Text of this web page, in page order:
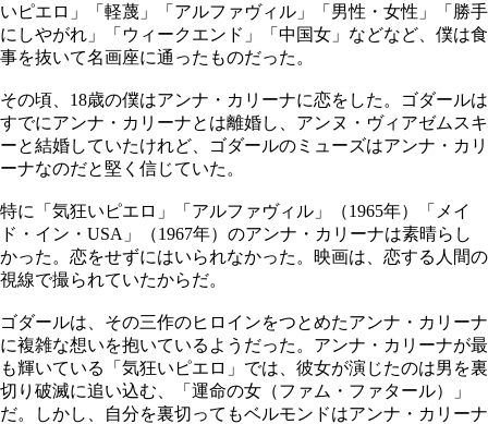
いピエロ」「軽蔑」「アルファヴィル」「男性・女性」「勝手
にしやがれ」「ウィークエンド」「中国女」などなど、僕は食
事を抜いて名画座に通ったものだった。
その頃、18歳の僕はアンナ・カリーナに恋をした。ゴダールは
すでにアンナ・カリーナとは離婚し、アンヌ・ヴィアゼムスキ
ーと結婚していたけれど、ゴダールのミューズはアンナ・カリ
ーナなのだと堅く信じていた。
特に「気狂いピエロ」「アルファヴィル」（1965年）「メイ
ド・イン・USA」（1967年）のアンナ・カリーナは素晴らし
かった。恋をせずにはいられなかった。映画は、恋する人間の
視線で撮られていたからだ。
ゴダールは、その三作のヒロインをつとめたアンナ・カリーナ
に複雑な想いを抱いているようだった。アンナ・カリーナが最
も輝いている「気狂いピエロ」では、彼女が演じたのは男を裏
切り破滅に追い込む、「運命の女（ファム・ファタール）」
だ。しかし、自分を裏切ってもベルモンドはアンナ・カリーナ